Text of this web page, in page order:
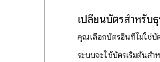
เปลี่ยนบัตรสำหรับธุ
คุณเลือกบัตรอื่นที่ไม่ใช่บัต
ระบบจะใช้บัตรเริ่มต้นส